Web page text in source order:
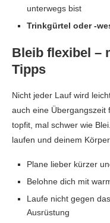
unterwegs bist
Trinkgürtel oder -
Bleib flexibel –
Tipps
Nicht jeder Lauf wird
auch eine Übergangszeit
topfit, mal schwer wie
laufen und deinem
Plane lieber kürzer
Belohne dich mit
Laufe nicht gegen
Ausrüstung